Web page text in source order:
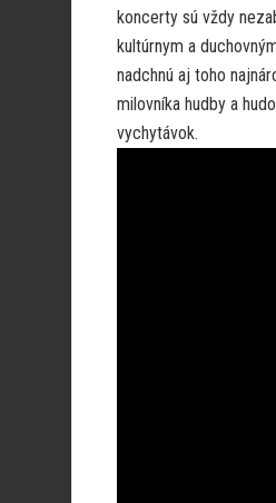
koncerty sú vždy
kultúrnym a
nadchnú aj toho
milovníka hudby a
vychytávok.